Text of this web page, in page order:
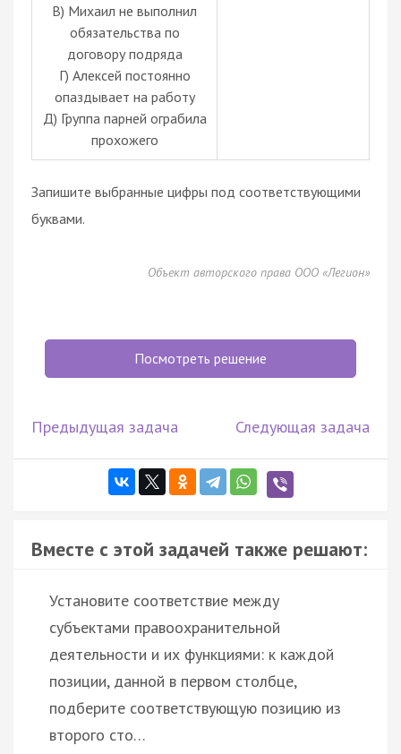
В) Михаил не выполнил
обязательства по
договору подряда
Г) Алексей постоянно
опаздывает на работу
Д) Группа парней ограбила
прохожего
Запишите выбранные цифры под соответствующими
буквами.
Объект авторского права ООО «Легион»
Посмотреть решение
Предыдущая задача Следующая задача
Вместе с этой задачей также решают:
Установите соответствие между
субъектами правоохранительной
деятельности и их функциями: к каждой
позиции, данной в первом столбце,
подберите соответствующую позицию из
второго сто…